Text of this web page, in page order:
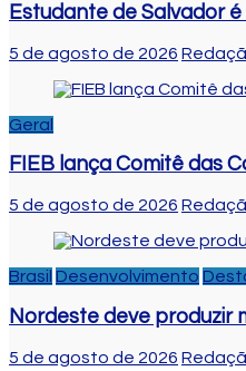
Estudante de Salvador
5 de agosto de 2026
Geral
FIEB lança Comitê das
5 de agosto de 2026
Brasil Desenvolvimento
Nordeste deve produzir
5 de agosto de 2026